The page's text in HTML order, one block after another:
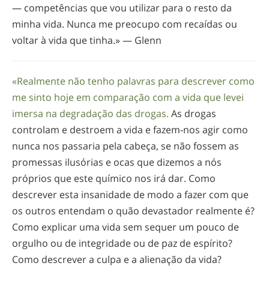
— competências que vou utilizar para o resto da
minha vida. Nunca me preocupo com recaídas ou
voltar à vida que tinha.» — Glenn
«Realmente não tenho palavras para descrever como
me sinto hoje em comparação com a vida que levei
imersa na degradação das drogas. As drogas
controlam e destroem a vida efazem-nos agir como
nunca nos passaria pela cabeça, se não fossem as
promessas ilusórias e ocas que dizemos a nós
próprios que este químico nos irá dar. Como
descrever esta insanidade de modo a fazer com que
os outros entendam o quão devastador realmente é?
Como explicar uma vida sem sequer um pouco de
orgulho ou de integridade ou de paz de espírito?
Como descrever a culpa e a alienação da vida?